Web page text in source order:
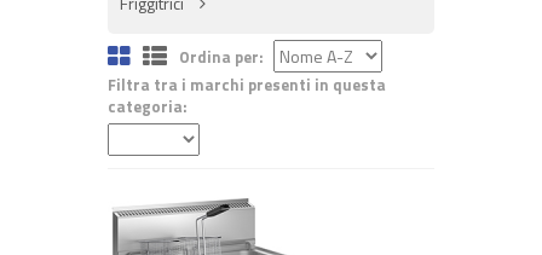
Ordina per:
Filtra tra i marchi presenti in questa
categoria: